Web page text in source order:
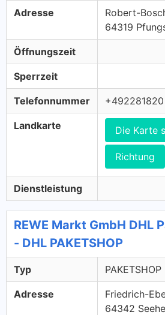
Adresse
Robert-
64319
Öffnungszeit
Sperrzeit
Telefonnummer +492281820
Landkarte Die Karte
Richtung
Dienstleistung
REWE Markt GmbH DHL
- DHL PAKETSHOP
Typ PAKETSHOP
Adresse
Friedrich-
64342